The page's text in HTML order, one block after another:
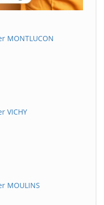
MONTLUCON
VICHY
MOULINS